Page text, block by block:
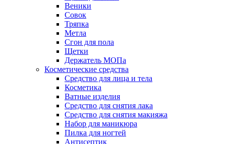
Веники
Совок
Тряпка
Метла
Сгон для пола
Щетки
Держатель МОПа
Косметические средства
Средство для лица и тела
Косметика
Ватные изделия
Средство для снятия лака
Средство для снятия макияжа
Набор для маникюра
Пилка для ногтей
Антисептик